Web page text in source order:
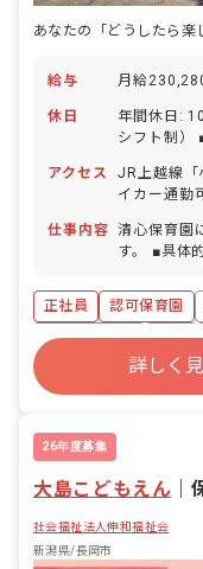
給与 月給
休日
年間休日: 105日 ■週休二日
シフト制）
16、12/29
40日程度 ■
休・育休制
暇（取得実
アクセス
JR上越線「
イカー通勤
仕事内容 清心保育園
す。 ■具体的な仕事内容 ・保育園での乳
園開放 ・子
備など
正社員 認可保育園
社会保険完備
有給
昇給昇進あり
産休育
詳しく
26年度募集
大島こどもえん ｜
社会福祉法人伸和福祉会
新潟県/長岡市